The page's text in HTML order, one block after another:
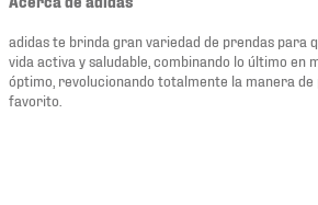
adidas te brinda gran variedad de prendas para
vida activa y saludable, combinando lo último en
óptimo, revolucionando totalmente la manera
favorito.